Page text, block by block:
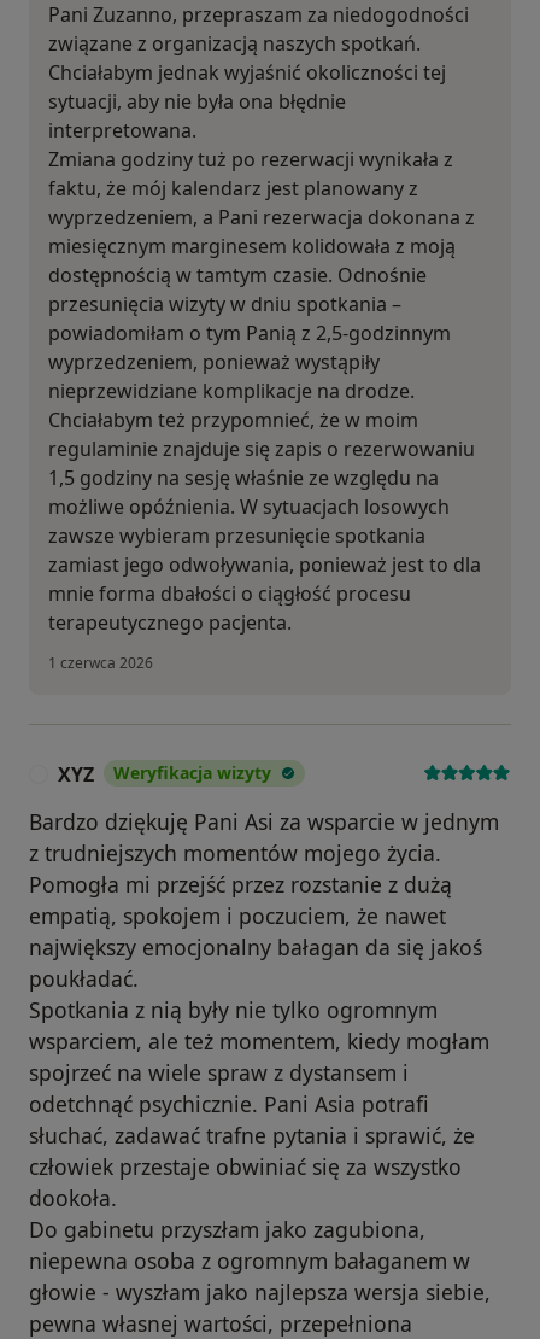
Pani Zuzanno, przepraszam za niedogodności
związane z organizacją naszych spotkań.
Chciałabym jednak wyjaśnić okoliczności tej
sytuacji, aby nie była ona błędnie
interpretowana.
Zmiana godziny tuż po rezerwacji wynikała z
faktu, że mój kalendarz jest planowany z
wyprzedzeniem, a Pani rezerwacja dokonana z
miesięcznym marginesem kolidowała z moją
dostępnością w tamtym czasie. Odnośnie
przesunięcia wizyty w dniu spotkania –
powiadomiłam o tym Panią z 2,5-godzinnym
wyprzedzeniem, ponieważ wystąpiły
nieprzewidziane komplikacje na drodze.
Chciałabym też przypomnieć, że w moim
regulaminie znajduje się zapis o rezerwowaniu
1,5 godziny na sesję właśnie ze względu na
możliwe opóźnienia. W sytuacjach losowych
zawsze wybieram przesunięcie spotkania
zamiast jego odwoływania, ponieważ jest to dla
mnie forma dbałości o ciągłość procesu
terapeutycznego pacjenta.
1 czerwca 2026
XYZ Weryfikacja wizyty
Bardzo dziękuję Pani Asi za wsparcie w jednym
z trudniejszych momentów mojego życia.
Pomogła mi przejść przez rozstanie z dużą
empatią, spokojem i poczuciem, że nawet
największy emocjonalny bałagan da się jakoś
poukładać.
Spotkania z nią były nie tylko ogromnym
wsparciem, ale też momentem, kiedy mogłam
spojrzeć na wiele spraw z dystansem i
odetchnąć psychicznie. Pani Asia potrafi
słuchać, zadawać trafne pytania i sprawić, że
człowiek przestaje obwiniać się za wszystko
dookoła.
Do gabinetu przyszłam jako zagubiona,
niepewna osoba z ogromnym bałaganem w
głowie - wyszłam jako najlepsza wersja siebie,
pewna własnej wartości, przepełniona